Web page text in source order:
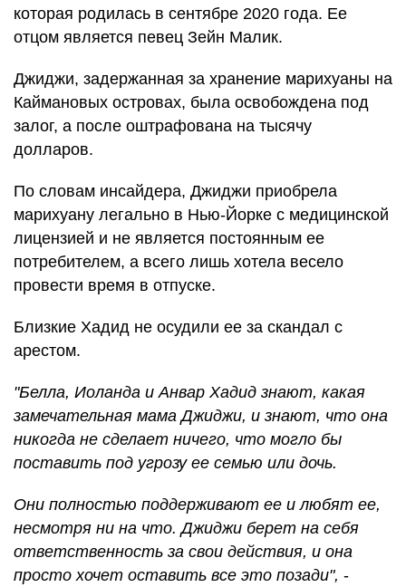
которая родилась в сентябре 2020 года. Ее
отцом является певец Зейн Малик.
Джиджи, задержанная за хранение марихуаны на
Каймановых островах, была освобождена под
залог, а после оштрафована на тысячу
долларов.
По словам инсайдера, Джиджи приобрела
марихуану легально в Нью-Йорке с медицинской
лицензией и не является постоянным ее
потребителем, а всего лишь хотела весело
провести время в отпуске.
Близкие Хадид не осудили ее за скандал с
арестом.
"Белла, Иоланда и Анвар Хадид знают, какая
замечательная мама Джиджи, и знают, что она
никогда не сделает ничего, что могло бы
поставить под угрозу ее семью или дочь.
Они полностью поддерживают ее и любят ее,
несмотря ни на что. Джиджи берет на себя
ответственность за свои действия, и она
просто хочет оставить все это позади", -